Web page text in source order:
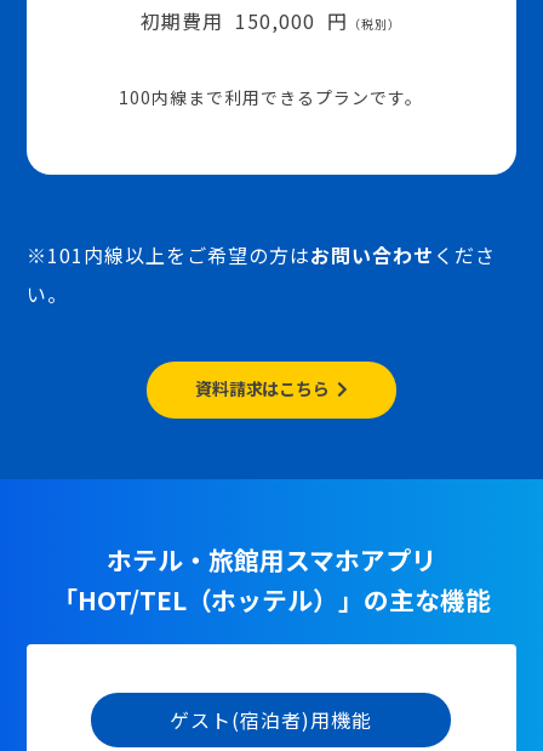
初期費用 150,000 円 （税別）
100内線まで利用できるプランです。
※101内線以上をご希望の方はお問い合わせ くださ
い。
資料請求はこちら
ホテル・旅館用スマホアプリ
「HOT/TEL（ホッテル）」の主な機能
ゲスト(宿泊者)用機能